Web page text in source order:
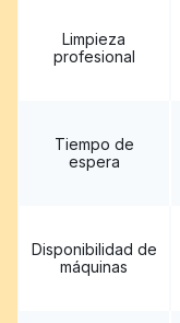
Limpieza
profesional
Tiempo de
espera
Disponibilidad de
máquinas